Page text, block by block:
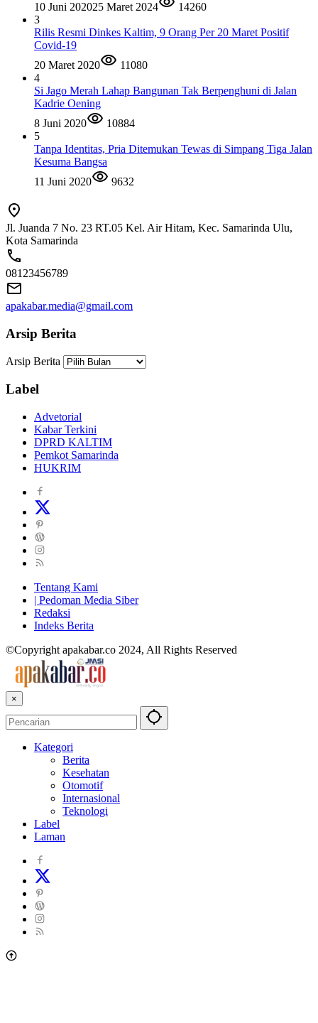
10 Juni 202025 Maret 2024
14260
3
Rilis Resmi Dinkes Kaltim, 9 Orang Per 20 Maret Positif
Covid-19
20 Maret 2020
11080
4
Si Jago Merah Lahap Bangunan Tak Berpenghuni di Jalan
Kadrie Oening
8 Juni 2020
10884
5
Tanpa Identitas, Pria Ditemukan Tewas di Simpang Tiga Jalan
Kesuma Bangsa
11 Juni 2020
9632
Jl. Juanda 7 No. 23 RT.05 Kel. Air Hitam, Kec. Samarinda Ulu,
Kota Samarinda
08123456789
apakabar.media@gmail.com
Arsip Berita
Arsip Berita
Label
Advetorial
Kabar Terkini
DPRD KALTIM
Pemkot Samarinda
HUKRIM
Tentang Kami
| Pedoman Media Siber
Redaksi
Indeks Berita
©Copyright apakabar.co 2024, All Rights Reserved
×
Kategori
Berita
Kesehatan
Otomotif
Internasional
Teknologi
Label
Laman